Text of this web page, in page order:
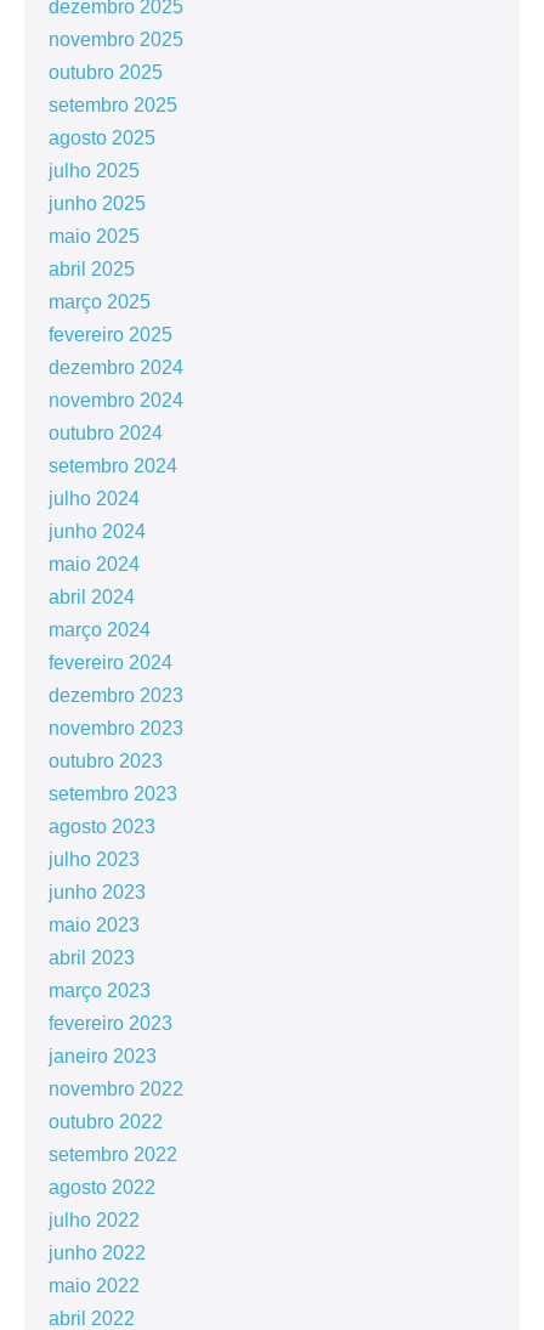
dezembro 2025
novembro 2025
outubro 2025
setembro 2025
agosto 2025
julho 2025
junho 2025
maio 2025
abril 2025
março 2025
fevereiro 2025
dezembro 2024
novembro 2024
outubro 2024
setembro 2024
julho 2024
junho 2024
maio 2024
abril 2024
março 2024
fevereiro 2024
dezembro 2023
novembro 2023
outubro 2023
setembro 2023
agosto 2023
julho 2023
junho 2023
maio 2023
abril 2023
março 2023
fevereiro 2023
janeiro 2023
novembro 2022
outubro 2022
setembro 2022
agosto 2022
julho 2022
junho 2022
maio 2022
abril 2022